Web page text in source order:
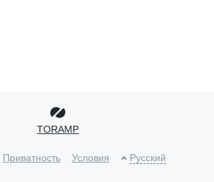
TORAMP
Приватность Условия Русский